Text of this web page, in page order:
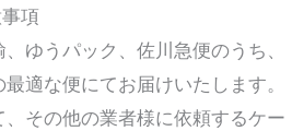
項
ゆうパック、佐川急便のうち、
適な便にてお届けいたします。
、その他の業者様に依頼するケー